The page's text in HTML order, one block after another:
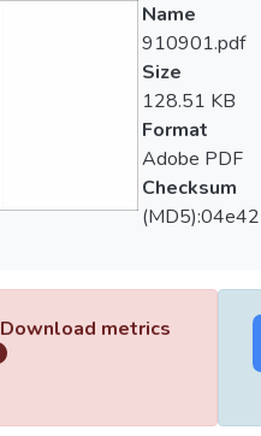
Name
910901.pdf
Size
128.51 KB
Format
Adobe PDF
Checksum
Download metrics